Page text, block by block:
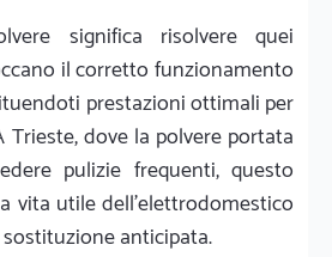
significa risolvere quei
il corretto funzionamento
prestazioni ottimali per
Trieste, dove la polvere portata
pulizie frequenti, questo
vita utile dell'elettrodomestico
anticipata.